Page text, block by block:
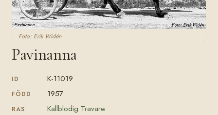
Foto: Erik Widén
Pavinanna
ID K-11019
FÖDD 1957
RAS Kallblodig Travare